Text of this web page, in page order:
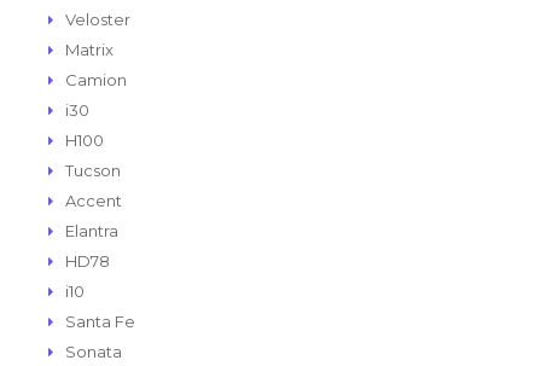
Veloster
Matrix
Camion
i30
H100
Tucson
Accent
Elantra
HD78
i10
Santa Fe
Sonata